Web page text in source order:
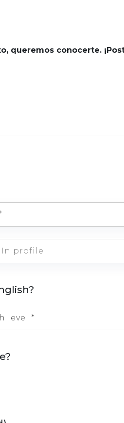
queremos conocerte.
level *